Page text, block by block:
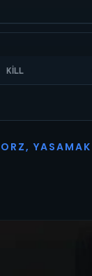
KILL
O R Z, YASAMAK